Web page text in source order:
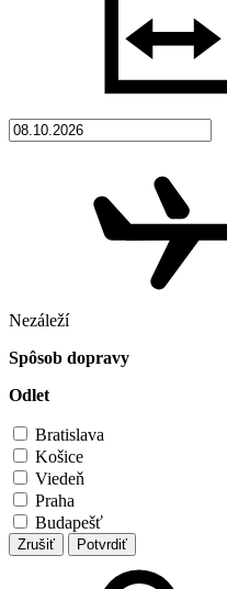
Nezáleží
Spôsob dopravy
Odlet
Bratislava
Košice
Viedeň
Praha
Budapešť
Zrušiť Potvrdiť